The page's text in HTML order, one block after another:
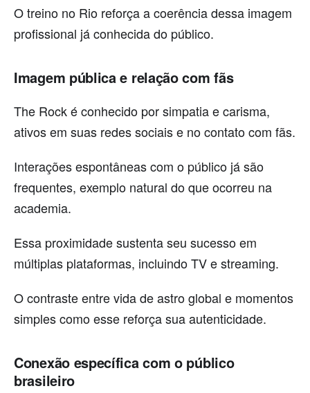
O treino no Rio reforça a coerência dessa imagem
profissional já conhecida do público.
Imagem pública e relação com fãs
The Rock é conhecido por simpatia e carisma,
ativos em suas redes sociais e no contato com fãs.
Interações espontâneas com o público já são
frequentes, exemplo natural do que ocorreu na
academia.
Essa proximidade sustenta seu sucesso em
múltiplas plataformas, incluindo TV e streaming.
O contraste entre vida de astro global e momentos
simples como esse reforça sua autenticidade.
Conexão específica com o público
brasileiro